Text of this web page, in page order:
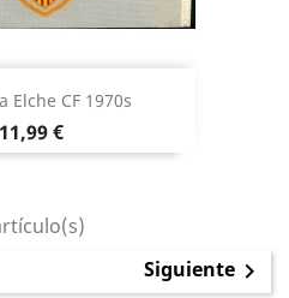
Elche CF 1970s
Precio
11,99 €
Siguiente 